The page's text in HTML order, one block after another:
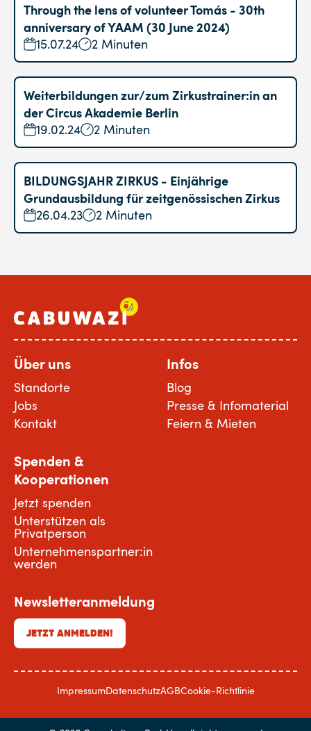
Through the lens of volunteer Tomás - 30th
anniversary of YAAM (30 June 2024)
15.07.24 2 Minuten
Weiterbildungen zur/zum Zirkustrainer:in an
der Circus Akademie Berlin
19.02.24 2 Minuten
BILDUNGSJAHR ZIRKUS - Einjährige
Grundausbildung für zeitgenössischen Zirkus
26.04.23 2 Minuten
Über uns
Standorte
Jobs
Kontakt
Infos
Blog
Presse & Infomaterial
Feiern & Mieten
Spenden &
Kooperationen
Jetzt spenden
Unterstützen als
Privatperson
Unternehmenspartner:in
werden
Newsletteranmeldung
JETZT ANMELDEN!
ImpressumDatenschutzAGBCookie-Richtlinie